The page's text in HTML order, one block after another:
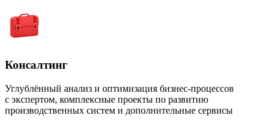
Консалтинг
Углублённый анализ и оптимизация бизнес-процессов
с экспертом, комплексные проекты по развитию
производственных систем и дополнительные сервисы